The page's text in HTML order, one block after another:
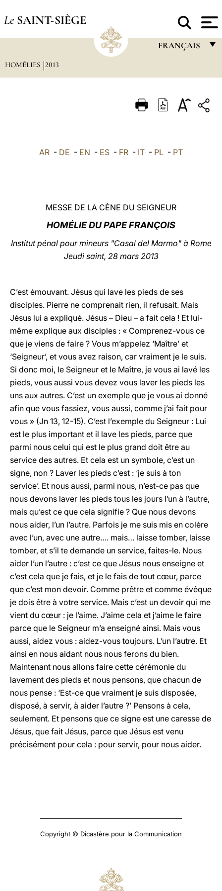
Le SAINT-SIÈGE
FRANÇAIS
ITALIANO
中文
LATINE
HOMÉLIES 2013
AR - DE - EN - ES - FR - IT - PL - PT
MESSE DE LA CÈNE DU SEIGNEUR
HOMÉLIE DU PAPE FRANÇOIS
Institut pénal pour mineurs "Casal del Marmo" à Rome
Jeudi saint, 28 mars 2013
C’est émouvant. Jésus qui lave les pieds de ses
disciples. Pierre ne comprenait rien, il refusait. Mais
Jésus lui a expliqué. Jésus – Dieu – a fait cela ! Et lui-
même explique aux disciples : « Comprenez-vous ce
que je viens de faire ? Vous m’appelez ‘Maître’ et
‘Seigneur’, et vous avez raison, car vraiment je le suis.
Si donc moi, le Seigneur et le Maître, je vous ai lavé les
pieds, vous aussi vous devez vous laver les pieds les
uns aux autres. C’est un exemple que je vous ai donné
afin que vous fassiez, vous aussi, comme j’ai fait pour
vous » (Jn 13, 12-15). C’est l’exemple du Seigneur : Lui
est le plus important et il lave les pieds, parce que
parmi nous celui qui est le plus grand doit être au
service des autres. Et cela est un symbole, c’est un
signe, non ? Laver les pieds c’est : ‘je suis à ton
service’. Et nous aussi, parmi nous, n’est-ce pas que
nous devons laver les pieds tous les jours l’un à l’autre,
mais qu’est ce que cela signifie ? Que nous devons
nous aider, l’un l’autre. Parfois je me suis mis en colère
avec l’un, avec une autre…. mais… laisse tomber, laisse
tomber, et s’il te demande un service, faites-le. Nous
aider l’un l’autre : c’est ce que Jésus nous enseigne et
c’est cela que je fais, et je le fais de tout cœur, parce
que c’est mon devoir. Comme prêtre et comme évêque
je dois être à votre service. Mais c’est un devoir qui me
vient du cœur : je l’aime. J’aime cela et j’aime le faire
parce que le Seigneur m’a enseigné ainsi. Mais vous
aussi, aidez vous : aidez-vous toujours. L’un l’autre. Et
ainsi en nous aidant nous nous ferons du bien.
Maintenant nous allons faire cette cérémonie du
lavement des pieds et nous pensons, que chacun de
nous pense : ‘Est-ce que vraiment je suis disposée,
disposé, à servir, à aider l’autre ?’ Pensons à cela,
seulement. Et pensons que ce signe est une caresse de
Jésus, que fait Jésus, parce que Jésus est venu
précisément pour cela : pour servir, pour nous aider.
Copyright © Dicastère pour la Communication